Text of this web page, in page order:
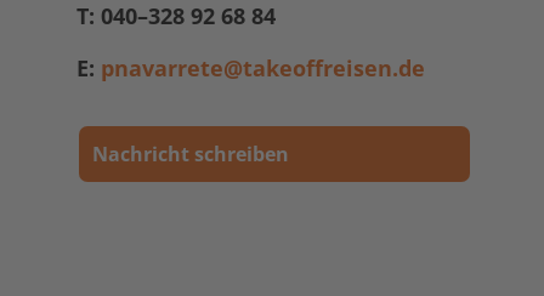
T: 040–328 92 68 84
E: pnavarrete@takeoffreisen.de
Nachricht schreiben